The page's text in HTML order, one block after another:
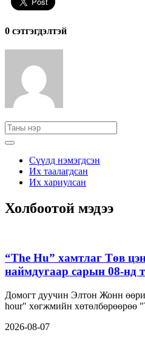
0 cэтгэгдэлтэй
Сүүлд нэмэгдсэн
Их таалагдсан
Их хариулсан
Холбоотой мэдээ
“The Hu” хамтлаг Төв
наймдугаар сарын 08-нд
Домогт дуучин Элтон Жонн
hour" хөгжмийн хөтөлбөрөөрөө
2026-08-07